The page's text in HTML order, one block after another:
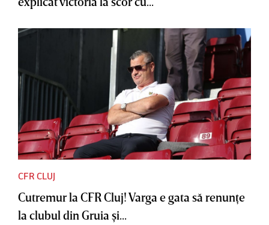
CFR CLUJ
Cutremur la CFR Cluj! Varga e gata să renunţe
la clubul din Gruia şi...